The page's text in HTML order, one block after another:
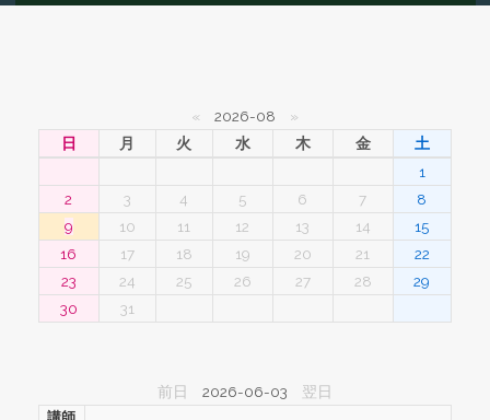
ー
« 2026-08
»
日
月 火 水 木 金
土
1
2
3 4 5 6 7
8
9
10 11 12 13 14
15
16
17 18 19 20 21
22
23
24 25 26 27 28
29
30
31
前日 2026-06-03 翌日